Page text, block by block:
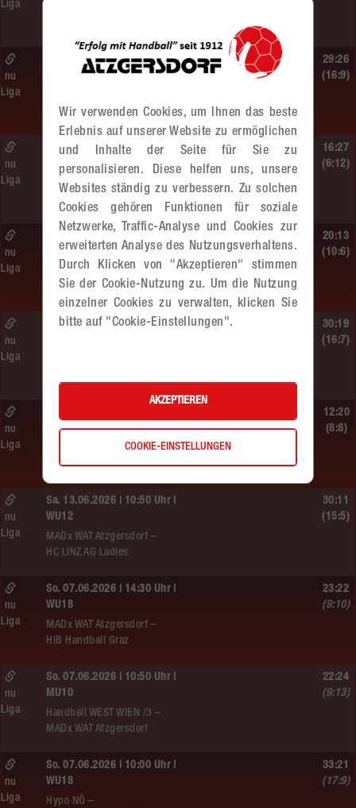
Liga
So. 14.06.2026 | 13:20 Uhr |
MADx WAT Atzgersdorf
nu
Liga
29:26
(16:9)
So. 14.06.2026 | 11:20 Uhr |
MU13
MADx WAT Atzgersdorf –
roomz JAGS Devils
nu
Liga
16:27
(6:12)
So. 14.06.2026 | 10:30 Uhr |
ÖMS WU12 HF
SC HIT/UHC Absam –
MADx WAT Atzgersdorf
nu
Liga
20:13
(10:6)
Sa. 13.06.2026 | 19:05 Uhr |
nu
Liga
30:19
(16:7)
WU12
MADx WAT Atzgersdorf
nu
Liga
12:20
(8:8)
Sa. 13.06.2026 | 10:50 Uhr |
WU12
MADx WAT Atzgersdorf –
HC LINZ AG Ladies
nu
Liga
30:11
(15:5)
So. 07.06.2026 | 14:30 Uhr |
WU18
MADx WAT Atzgersdorf –
HIB Handball Graz
nu
Liga
23:22
(9:10)
So. 07.06.2026 | 10:50 Uhr |
MU10
Handball WEST WIEN /3 –
MADx WAT Atzgersdorf
nu
Liga
22:24
(9:13)
So. 07.06.2026 | 10:00 Uhr |
WU18
Hypo NÖ –
nu
Liga
33:21
(17:9)
Wir verwenden Cookies, um Ihnen das beste
Erlebnis auf unserer Website zu ermöglichen
und Inhalte der Seite für Sie zu
personalisieren. Diese helfen uns, unsere
Websites ständig zu verbessern. Zu solchen
Cookies gehören Funktionen für soziale
Netzwerke, Traffic-Analyse und Cookies zur
erweiterten Analyse des Nutzungsverhaltens.
Durch Klicken von "Akzeptieren" stimmen
Sie der Cookie-Nutzung zu. Um die Nutzung
einzelner Cookies zu verwalten, klicken Sie
bitte auf "Cookie-Einstellungen".
AKZEPTIEREN
COOKIE-EINSTELLUNGEN